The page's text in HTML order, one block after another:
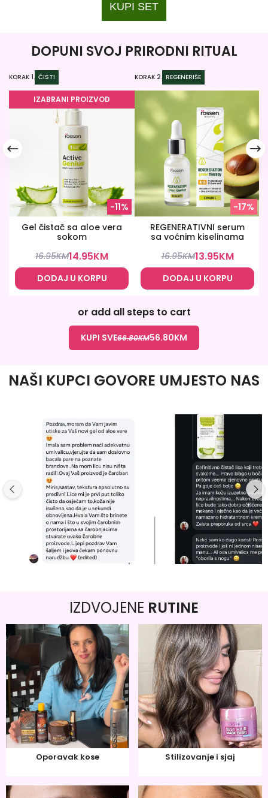
KUPI SET
DOPUNI SVOJ PRIRODNI RITUAL
KORAK 1. ČISTI
IZABRANI PROIZVOD
-11%
Gel čistač sa aloe vera
sokom
16.95KM14.95KM
DODAJ U KORPU
KORAK 2. REGENERIŠE
-17%
REGENERATIVNI serum
sa voćnim kiselinama
16.95KM13.95KM
DODAJ U KORPU
or add all steps to cart
KUPI SVE66.80KM56.80KM
NAŠI KUPCI GOVORE UMJESTO NAS
IZDVOJENE RUTINE
Oporavak kose Stilizovanje i sjaj